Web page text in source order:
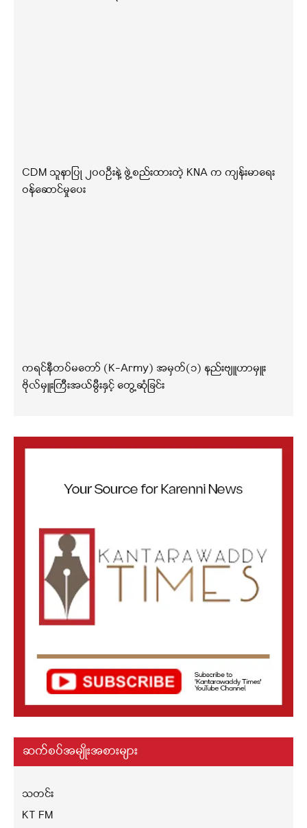
CDM သူနာပြု ၂၀၀ဦးနဲ့ ဖွဲ့စည်းထားတဲ့ KNA က ကျန်းမာရေး
ဝန်ဆောင်မှုပေး
ကရင်နီတပ်မတော် (K-Army) အမှတ်(၁) နည်းဗျူဟာမှူး
ဗိုလ်မှူးကြီးအယ်မွီးနှင့် တွေ့ဆုံခြင်း
ဆက်စပ်အမျိုးအစားများ
သတင်း
KT FM